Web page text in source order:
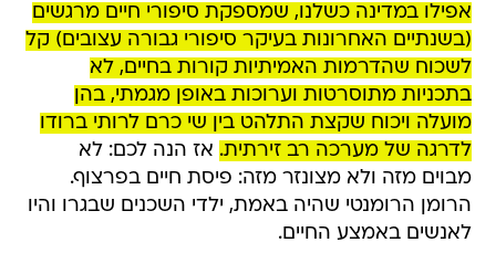
אפילו במדינה כשלנו, שמספקת סיפורי חיים מרגשים
(בשנתיים האחרונות בעיקר סיפורי גבורה עצובים) קל
לשכוח שהדרמות האמיתיות קורות בחיים, לא
בתכניות מתוסרטות וערוכות באופן מגמתי, בהן
מועלה ויכוח שקצת התלהט בין שי כרם לרותי ברודו
לדרגה של מערכה רב זירתית. אז הנה לכם: לא
מבוים מזה ולא מצונזר מזה: פיסת חיים בפרצוף.
הרומן הרומנטי שהיה באמת, ילדי השכנים שבגרו והיו
לאנשים באמצע החיים.